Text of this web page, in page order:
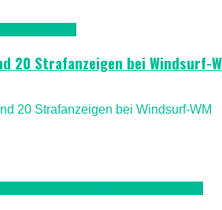
20 Strafanzeigen bei Windsurf-